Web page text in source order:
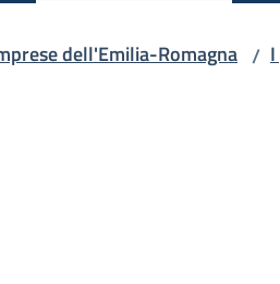
dell'Emilia-Romagna /